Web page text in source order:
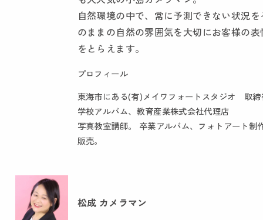
自然環境の中で、常に予測できない状況を
のままの自然の雰囲気を大切にお客様の表
をとらえます。
プロフィール
東海市にある(有)メイワフォートスタジオ 取締
学校アルバム、教育産業株式会社代理店
写真教室講師。 卒業アルバム、フォトアート制
販売。
松成 カメラマン